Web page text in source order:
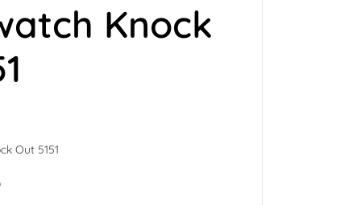
Knock
Out 5151